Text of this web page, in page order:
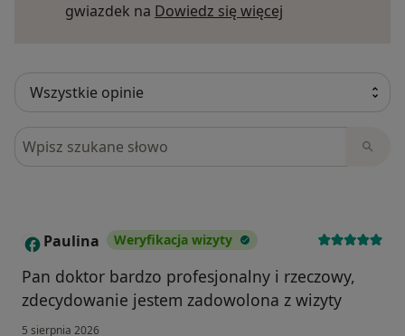
gwiazdek na Dowiedz się więcej
Szukaj w opiniach
P Paulina Weryfikacja wizyty
Pan doktor bardzo profesjonalny i rzeczowy,
zdecydowanie jestem zadowolona z wizyty
5 sierpnia 2026